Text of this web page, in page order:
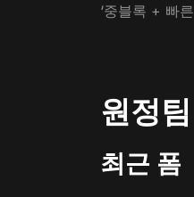
‘중블록 + 빠
원정
최근 폼